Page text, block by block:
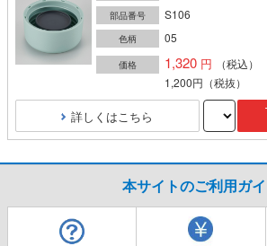
部品番号 S106
色柄 05
価格 1,320
（税込）
1,200円 （税抜）
詳しくはこちら
本サイトのご利用ガ